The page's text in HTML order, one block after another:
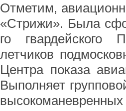
Отметим,
«Стрижи». Была
го гвардейского
летчиков
Центра показа
Выполняет